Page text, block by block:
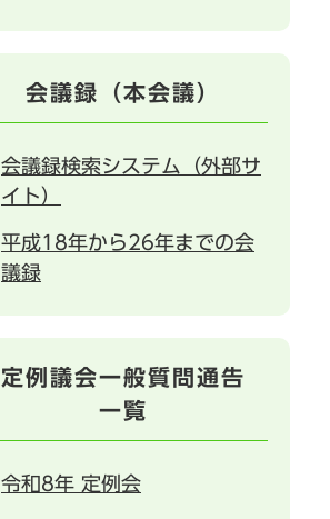
会議録（本会議）
会議録検索システム（外部サ
イト）
平成18年から26年までの会
議録
定例議会一般質問通告
一覧
令和8年 定例会